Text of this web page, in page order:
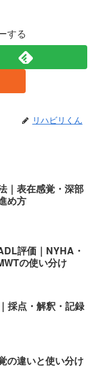
する
リハビリくん
｜表在感覚・深部
め方
評価｜NYHA・
の使い分け
採点・解釈・記録
の違いと使い分け